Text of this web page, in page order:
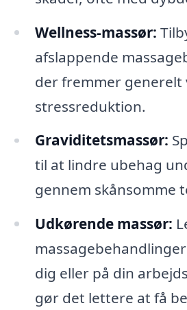
Wellness-massør:
afslappende
der fremmer
stressreduktion.
Graviditetsmassør:
til at lindre ubehag
gennem skånsomme
Udkørende massør:
dig eller på din
gør det lettere at få